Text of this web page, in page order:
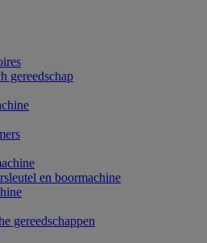
gereedschap
en boormachine
gereedschappen